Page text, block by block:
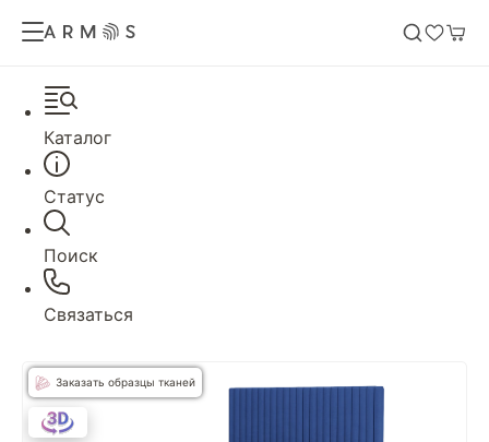
Каталог
Статус
Поиск
Связаться
Заказать образцы тканей